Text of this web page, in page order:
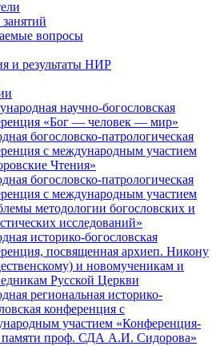
вопросы
и результаты НИР
научно-богословская
«Бог — человек — мир»
богословско-патрологическая
с международным участием
Чтения»
богословско-патрологическая
с международным участием
методологии богословских и
исследований»
историко-богословская
посвященная архиеп. Никону
и новомученикам и
Русской Церкви
региональная историко-
конференция с
участием «Конференция-
памяти проф. СДА А.И. Сидорова»